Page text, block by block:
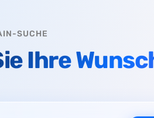
SUCHE
Ihre